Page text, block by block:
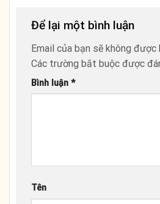
Để lại một bình luận
Email của bạn sẽ không được
Các trường bắt buộc được
Bình luận *
Tên